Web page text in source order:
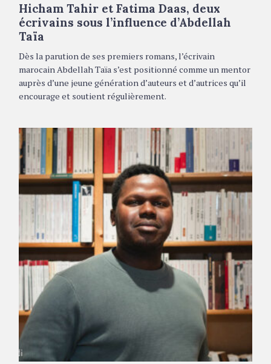
T
É
G
O
R
E
S
Hicham Tahir et Fatima Daas, deux
écrivains sous l’influence d’Abdellah
Taïa
Dès la parution de ses premiers romans, l’écrivain
marocain Abdellah Taïa s’est positionné comme un mentor
auprès d’une jeune génération d’auteurs et d’autrices qu’il
encourage et soutient régulièrement.